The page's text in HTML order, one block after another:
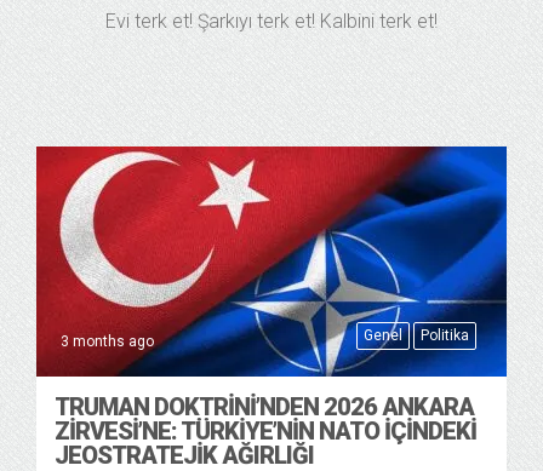
Evi terk et! Şarkıyı terk et! Kalbini terk et!
Genel Politika
3 months ago
TRUMAN DOKTRINI’NDEN 2026 ANKARA
ZIRVESI’NE: TÜRKIYE’NIN NATO İÇINDEKI
JEOSTRATEJIK AĞIRLIĞI